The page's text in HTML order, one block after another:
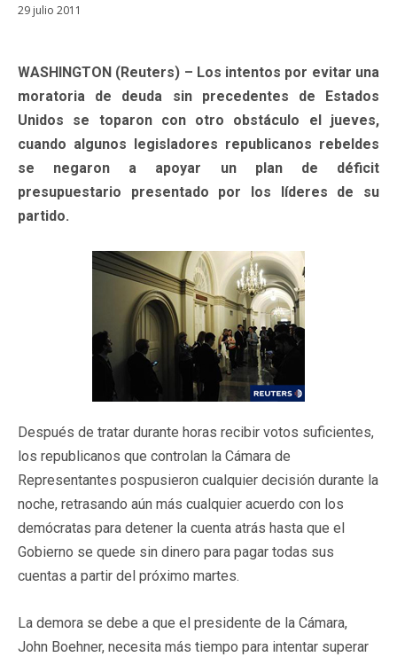
29 julio 2011
WASHINGTON (Reuters) – Los intentos por evitar una
moratoria de deuda sin precedentes de Estados
Unidos se toparon con otro obstáculo el jueves,
cuando algunos legisladores republicanos rebeldes
se negaron a apoyar un plan de déficit
presupuestario presentado por los líderes de su
partido.
Después de tratar durante horas recibir votos suficientes,
los republicanos que controlan la Cámara de
Representantes pospusieron cualquier decisión durante la
noche, retrasando aún más cualquier acuerdo con los
demócratas para detener la cuenta atrás hasta que el
Gobierno se quede sin dinero para pagar todas sus
cuentas a partir del próximo martes.
La demora se debe a que el presidente de la Cámara,
John Boehner, necesita más tiempo para intentar superar